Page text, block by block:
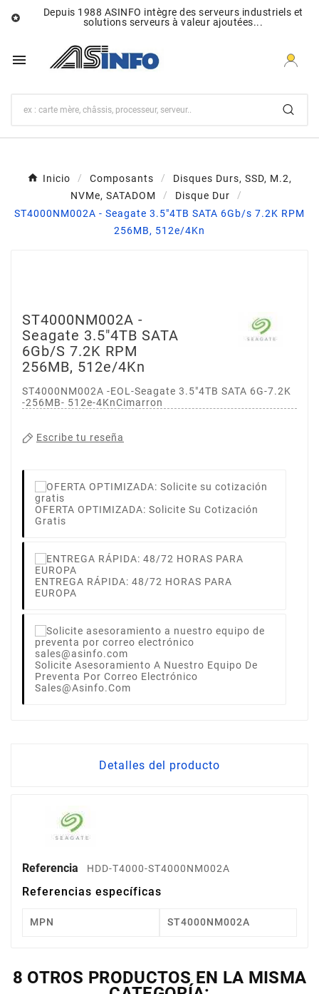

Depuis 1988 ASINFO intègre des serveurs industriels et
solutions serveurs à valeur ajoutées...

Inicio Composants
Disques Durs, SSD, M.2,
NVMe, SATADOM
Disque Dur
ST4000NM002A - Seagate 3.5"4TB SATA 6Gb/s 7.2K RPM
256MB, 512e/4Kn
ST4000NM002A -
Seagate 3.5"4TB SATA
6Gb/s 7.2K RPM
256MB, 512e/4Kn
ST4000NM002A -EOL-Seagate 3.5"4TB SATA 6G-7.2K
-256MB- 512e-4KnCimarron
Escribe tu reseña
OFERTA OPTIMIZADA: Solicite Su Cotización
Gratis
ENTREGA RÁPIDA: 48/72 HORAS PARA
EUROPA
Solicite Asesoramiento A Nuestro Equipo De
Preventa Por Correo Electrónico
Sales@asinfo.com
Detalles del producto
Referencia HDD-T4000-ST4000NM002A
Referencias específicas
MPN ST4000NM002A
8 OTROS PRODUCTOS EN LA MISMA